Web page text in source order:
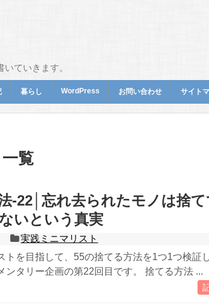
ていきます。
暮らし WordPress お問い合わせ サイト
一覧
-22│忘れ去られたモノは捨て
いという真実
実践ミニマリスト
トを目指して、55の捨てる方法を1つ1つ検証
ンタリー企画の第22回目です。 捨てる方法 ...